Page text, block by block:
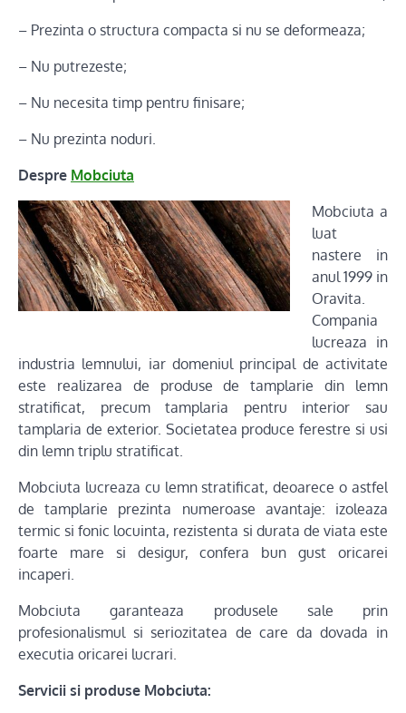
– Prezinta o structura compacta si nu se deformeaza;
– Nu putrezeste;
– Nu necesita timp pentru finisare;
– Nu prezinta noduri.
Despre Mobciuta
Mobciuta a
luat
nastere in
anul 1999 in
Oravita.
Compania
lucreaza in
industria lemnului, iar domeniul principal de activitate
este realizarea de produse de tamplarie din lemn
stratificat, precum tamplaria pentru interior sau
tamplaria de exterior. Societatea produce ferestre si usi
din lemn triplu stratificat.
Mobciuta lucreaza cu lemn stratificat, deoarece o astfel
de tamplarie prezinta numeroase avantaje: izoleaza
termic si fonic locuinta, rezistenta si durata de viata este
foarte mare si desigur, confera bun gust oricarei
incaperi.
Mobciuta garanteaza produsele sale prin
profesionalismul si seriozitatea de care da dovada in
executia oricarei lucrari.
Servicii si produse Mobciuta: